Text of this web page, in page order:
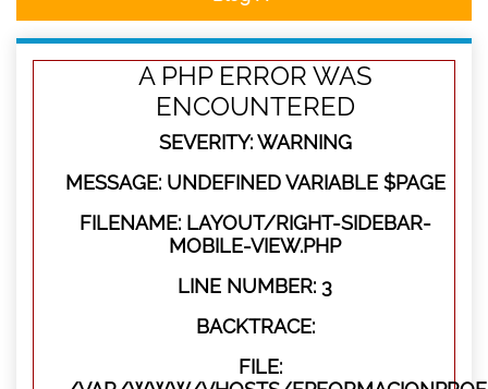
A PHP ERROR WAS
ENCOUNTERED
SEVERITY: WARNING
MESSAGE: UNDEFINED VARIABLE $PAGE
FILENAME: LAYOUT/RIGHT-SIDEBAR-
MOBILE-VIEW.PHP
LINE NUMBER: 3
BACKTRACE:
FILE: